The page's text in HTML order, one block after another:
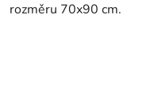
rozměru 70x90 cm.